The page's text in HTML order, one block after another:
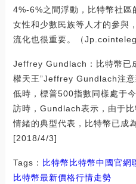
4%-6%之間浮動，比特幣社區
女性和少數民族等人才的參與
流化也很重要。（
Jeffrey Gundlach：比特幣已
權天王”Jeffrey Gundlach注
低時，標普500指數同樣處于
訪時，Gundlach表示，由于
情緒的典型代表，比特幣已成
[2018/4/3]
Tags： 比特幣比特幣中國官網
比特幣最新價格行情走勢